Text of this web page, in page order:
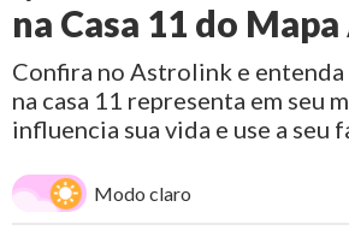
na Casa 11 do
Confira no Astrolink e
na casa 11 representa em seu
influencia sua vida e use a seu
Modo claro